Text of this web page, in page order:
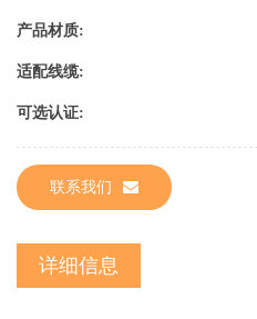
产品材质:
适配线缆:
可选认证:
联系我们
详细信息